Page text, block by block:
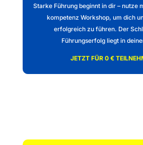
Starke Führung beginnt in dir – nutze
kompetenz Workshop, um dich
erfolgreich zu führen. Der
Führungserfolg liegt in
JETZT FÜR 0 €